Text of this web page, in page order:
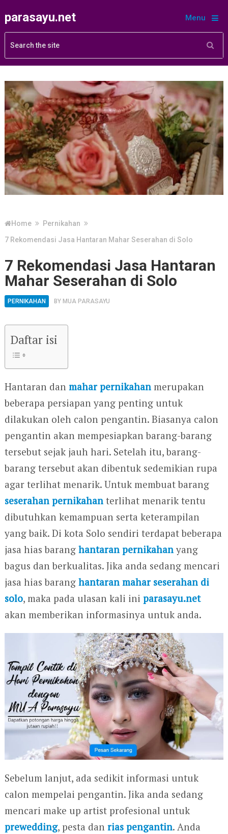
parasayu.net Menu
Home
Pernikahan
7 Rekomendasi Jasa Hantaran Mahar Seserahan di Solo
7 Rekomendasi Jasa Hantaran
Mahar Seserahan di Solo
PERNIKAHAN BY MUA PARASAYU
Daftar isi
Hantaran dan mahar pernikahanmerupakan
beberapa persiapan yang penting untuk
dilakukan oleh calon pengantin. Biasanya calon
pengantin akan mempesiapkan barang-barang
tersebut sejak jauh hari. Setelah itu, barang-
barang tersebut akan dibentuk sedemikian rupa
agar terlihat menarik. Untuk membuat barang
seserahan pernikahanterlihat menarik tentu
dibutuhkan kemampuan serta keterampilan
yang baik. Di kota Solo sendiri terdapat beberapa
jasa hias barang hantaran pernikahanyang
bagus dan berkualitas. Jika anda sedang mencari
jasa hias barang hantaran mahar seserahan di
solo, maka pada ulasan kali ini parasayu.net
akan memberikan informasinya untuk anda.
Sebelum lanjut, ada sedikit informasi untuk
calon mempelai pengantin. Jika anda sedang
mencari make up artist profesional untuk
prewedding, pesta dan rias pengantin. Anda